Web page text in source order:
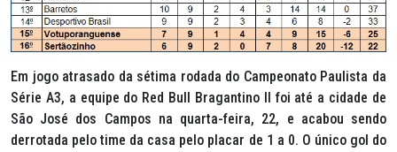
Em jogo atrasado da sétima rodada do Campeonato Paulista da
Série A3, a equipe do Red Bull Bragantino II foi até a cidade de
São José dos Campos na quarta-feira, 22, e acabou sendo
derrotada pelo time da casa pelo placar de 1 a 0. O único gol do